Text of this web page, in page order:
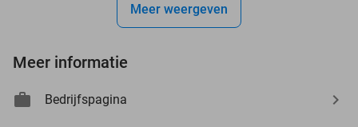
Meer weergeven
Meer informatie
Bedrijfspagina